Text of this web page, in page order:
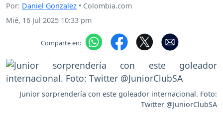
Por: Daniel Gonzalez • Colombia.com
Mié, 16 Jul 2025 10:33 pm
Comparte en:
Junior sorprendería con este goleador internacional. Foto:
Twitter @JuniorClubSA